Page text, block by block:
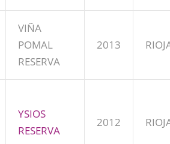
VIÑA
POMAL
RESERVA
2013
YSIOS
RESERVA
2012